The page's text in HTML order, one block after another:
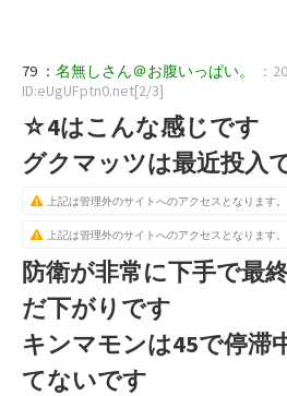
79 ： 名無しさん＠お腹いっぱい。
：
ID:eUgUFptn0.net[2/3]
☆4はこんな感じです
グクマッツは最近投入
上記は管理外のサイトへのアクセスとなります。
上記は管理外のサイトへのアクセスとなります。
防衛が非常に下手で最
だ下がりです
キンマモンは45で停滞
てないです